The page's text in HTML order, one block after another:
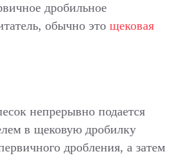
дробильное
обычно это щековая
непрерывно подается
в щековую дробилку
дробления, а затем